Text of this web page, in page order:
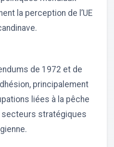
la perception de l’UE
de 1972 et de
principalement
liées à la pêche
secteurs stratégiques